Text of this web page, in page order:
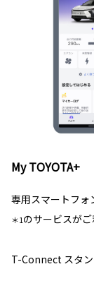
My TOYOTA+
専用スマートフォ
＊1のサービスがご
T-Connect スタ